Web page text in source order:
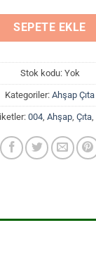
SEPETE EKLE
Stok kodu: Yok
Kategoriler: Ahşap Çıta
004, Ahşap, Çıta,